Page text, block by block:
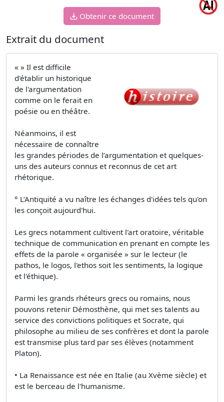
Obtenir ce document
Extrait du document
« » Il est difficile
d'établir un historique
de l'argumentation
comme on le ferait en
poésie ou en théâtre.
Néanmoins, il est
nécessaire de connaître
les grandes périodes de l’argumentation et quelques-
uns des auteurs connus et reconnus de cet art
rhétorique.
° L’Antiquité a vu naître les échanges d'idées tels qu'on
les conçoit aujourd'hui.
Les grecs notamment cultivent l'art oratoire, véritable
technique de communication en prenant en compte les
effets de la parole « organisée » sur le lecteur (le
pathos, le logos, l'ethos soit les sentiments, la logique
et l'éthique).
Parmi les grands rhéteurs grecs ou romains, nous
pouvons retenir Démosthène, qui met ses talents au
service des convictions politiques et Socrate, qui
philosophe au milieu de ses confrères et dont la parole
est transmise plus tard par ses élèves (notamment
Platon).
• La Renaissance est née en Italie (au Xvème siècle) et
est le berceau de l'humanisme.